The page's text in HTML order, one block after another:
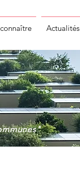
Actualités